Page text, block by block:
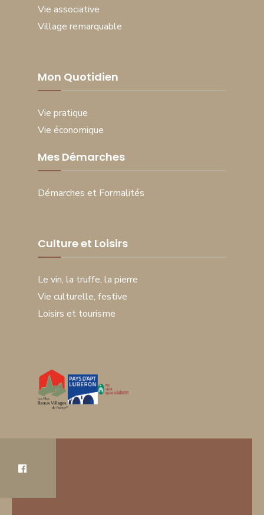
Vie associative
Village remarquable
Mon Quotidien
Vie pratique
Vie économique
Mes Démarches
Démarches et Formalités
Culture et Loisirs
Le vin, la truffe, la pierre
Vie culturelle, festive
Loisirs et tourisme